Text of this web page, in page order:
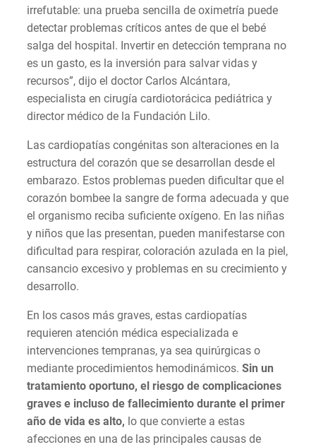
irrefutable: una prueba sencilla de oximetría puede
detectar problemas críticos antes de que el bebé
salga del hospital. Invertir en detección temprana no
es un gasto, es la inversión para salvar vidas y
recursos”, dijo el doctor Carlos Alcántara,
especialista en cirugía cardiotorácica pediátrica y
director médico de la Fundación Lilo.
Las cardiopatías congénitas son alteraciones en la
estructura del corazón que se desarrollan desde el
embarazo. Estos problemas pueden dificultar que el
corazón bombee la sangre de forma adecuada y que
el organismo reciba suficiente oxígeno. En las niñas
y niños que las presentan, pueden manifestarse con
dificultad para respirar, coloración azulada en la piel,
cansancio excesivo y problemas en su crecimiento y
desarrollo.
En los casos más graves, estas cardiopatías
requieren atención médica especializada e
intervenciones tempranas, ya sea quirúrgicas o
mediante procedimientos hemodinámicos. Sin un
tratamiento oportuno, el riesgo de complicaciones
graves e incluso de fallecimiento durante el primer
año de vida es alto, lo que convierte a estas
afecciones en una de las principales causas de